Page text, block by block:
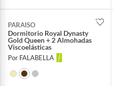
PARAISO
Dormitorio Royal Dynasty
Gold Queen + 2 Almohadas
Viscoelásticas
Por FALABELLA